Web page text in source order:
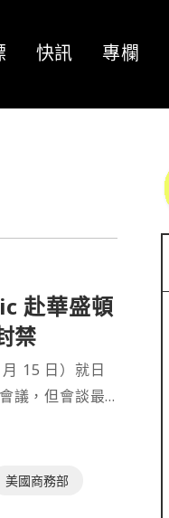
快訊 專欄
赴華盛頓
禁
15 日）就日
議，但會談最
美國商務部